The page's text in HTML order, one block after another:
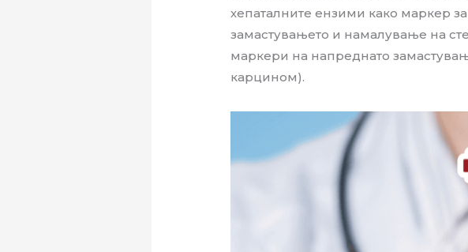
хепаталните ензими како маркер
замастувањето и намалување на
маркери на напреднато
карцином).